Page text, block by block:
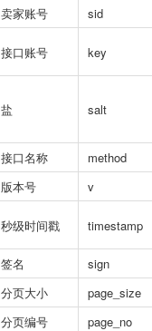
卖家账号 sid
接口账号 key
盐 salt
接口名称
method
版本号
v
秒级时间戳 timestamp
签名
sign
分页大小
page_size
分页编号
page_no